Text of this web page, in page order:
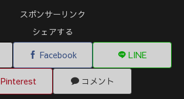
スポンサーリンク
シェアする
Facebook LINE
Pinterest コメント